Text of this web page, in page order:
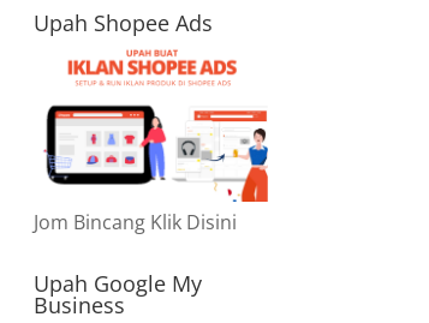
Upah Shopee Ads
Jom Bincang Klik Disini
Upah Google My
Business